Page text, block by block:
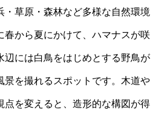
・草原・森林など多様な自然環境
春から夏にかけて、ハマナスが咲
辺には白鳥をはじめとする野鳥が
景を撮れるスポットです。木道や
点を変えると、造形的な構図が得